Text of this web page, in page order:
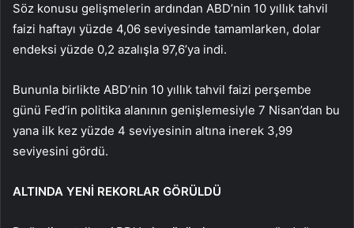
Söz konusu gelişmelerin ardından ABD’nin 10 yıllık tahvil
faizi haftayı yüzde 4,06 seviyesinde tamamlarken, dolar
endeksi yüzde 0,2 azalışla 97,6’ya indi.
Bununla birlikte ABD’nin 10 yıllık tahvil faizi perşembe
günü Fed’in politika alanının genişlemesiyle 7 Nisan’dan bu
yana ilk kez yüzde 4 seviyesinin altına inerek 3,99
seviyesini gördü.
ALTINDA YENİ REKORLAR GÖRÜLDÜ